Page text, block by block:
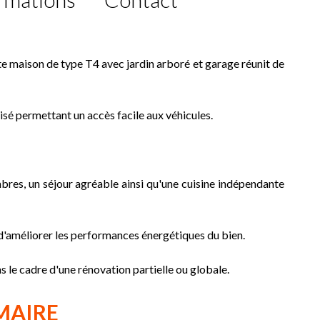
maison de type T4 avec jardin arboré et garage réunit de
permettant un accès facile aux véhicules.
un séjour agréable ainsi qu'une cuisine indépendante
les performances énergétiques du bien.
le cadre d'une rénovation partielle ou globale.